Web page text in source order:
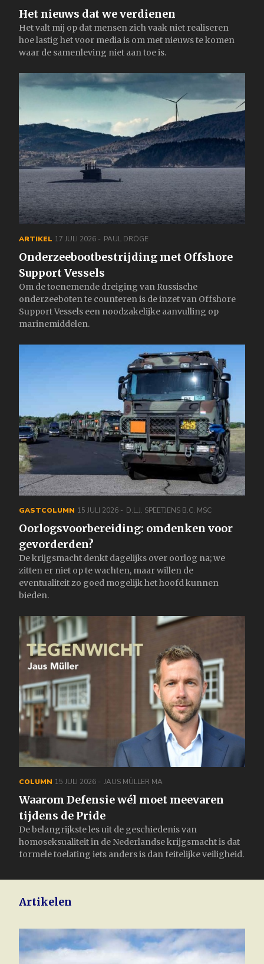
Het nieuws dat we verdienen
Het valt mij op dat mensen zich vaak niet realiseren
hoe lastig het voor media is om met nieuws te komen
waar de samenleving niet aan toe is.
ARTIKEL 17 JULI 2026 PAUL DRÖGE
Onderzeebootbestrijding met Offshore
Support Vessels
Om de toenemende dreiging van Russische
onderzeeboten te counteren is de inzet van Offshore
Support Vessels een noodzakelijke aanvulling op
marinemiddelen.
GASTCOLUMN 15 JULI 2026 D.L.J. SPEETJENS B.C. MSC
Oorlogsvoorbereiding: omdenken voor
gevorderden?
De krijgsmacht denkt dagelijks over oorlog na; we
zitten er niet op te wachten, maar willen de
eventualiteit zo goed mogelijk het hoofd kunnen
bieden.
COLUMN 15 JULI 2026 JAUS MÜLLER MA
Waarom Defensie wél moet meevaren
tijdens de Pride
De belangrijkste les uit de geschiedenis van
homoseksualiteit in de Nederlandse krijgsmacht is dat
formele toelating iets anders is dan feitelijke veiligheid.
Artikelen